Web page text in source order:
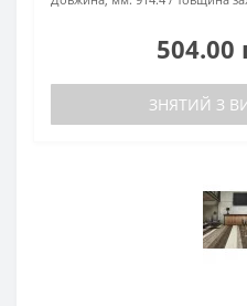
ЗНЯТИЙ З